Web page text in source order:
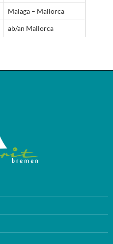
Malaga – Mallorca
ab/an Mallorca